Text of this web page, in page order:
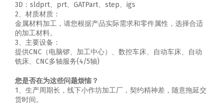
3D：sldprt、prt、GATPart、step、igs
2、材质材质：
金属材料加工，请您根据产品实际需求和零件属性，选择合适
的加工材料。
3、主要设备：
提供CNC（电脑锣、加工中心）、数控车床、自动车床、自动
铣床、CNC多轴服务(4/5轴)
您是否在为这些问题烦恼？
1、生产周期长，线下小作坊加工厂，契约精神差，随意拖延交
货时间。